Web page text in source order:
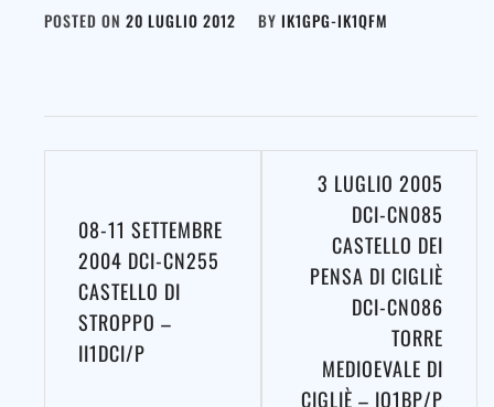
POSTED ON 20 LUGLIO 2012 BY IK1GPG-IK1QFM
articoli
08-11 SETTEMBRE
2004 DCI-CN255
CASTELLO DI
STROPPO –
II1DCI/P
3 LUGLIO 2005
DCI-CN085
CASTELLO DEI
PENSA DI CIGLIÈ
DCI-CN086
TORRE
MEDIOEVALE DI
CIGLIÈ – IQ1BP/P